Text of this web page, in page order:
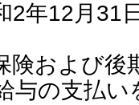
年12月31
険および
与の支払